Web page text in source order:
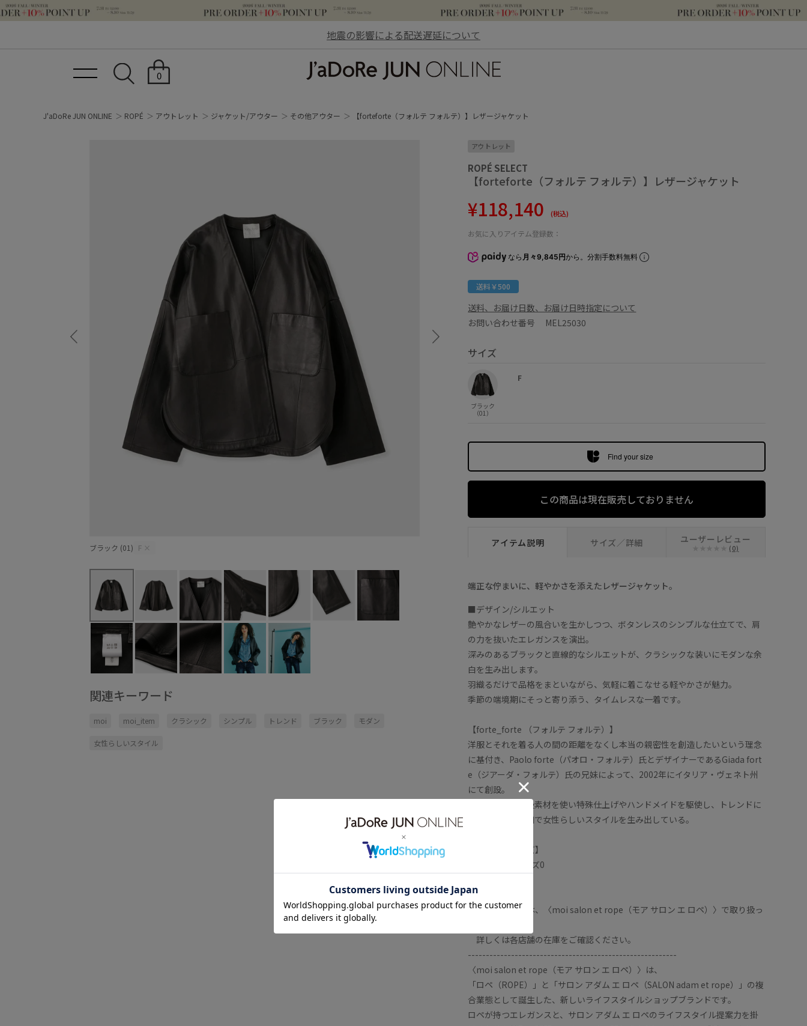
地震の影響による配送遅延について
0
J'aDoRe JUN ONLINE ROPÉ アウトレット ジャケット/アウター その他アウター 【forteforte（フォルテ フォルテ）】レザージャケット
ブラック (01) F ×
関連キーワード
moi moi_item クラシック シンプル トレンド ブラック モダン
女性らしいスタイル
アウトレット
ROPÉ SELECT
【forteforte（フォルテ フォルテ）】レザージャケット
¥118,140 (税込)
お気に入りアイテム登録数：
なら 月々9,845円から。分割手数料無料
送料￥500
送料、お届け日数、お届け日時指定について
お問い合わせ番号 MEL25030
サイズ
ブラック
（01）
F
Find your size
この商品は現在販売しておりません
アイテム説明 サイズ／詳細 ユーザーレビュー
(0)
端正な佇まいに、軽やかさを添えたレザージャケット。
■デザイン/シルエット
艶やかなレザーの風合いを生かしつつ、ボタンレスのシンプルな仕立てで、肩
の力を抜いたエレガンスを演出。
深みのあるブラックと直線的なシルエットが、クラシックな装いにモダンな余
白を生み出します。
羽織るだけで品格をまといながら、気軽に着こなせる軽やかさが魅力。
季節の端境期にそっと寄り添う、タイムレスな一着です。
【forte_forte （フォルテ フォルテ）】
洋服とそれを着る人の間の距離をなくし本当の親密性を創造したいという理念
に基付き、Paolo forte（パオロ・フォルテ）氏とデザイナーであるGiada fort
e（ジアーダ・フォルテ）氏の兄妹によって、2002年にイタリア・ヴェネト州
にて創設。
イタリア製の高級素材を使い特殊仕上げやハンドメイドを駆使し、トレンドに
とらわれない繊細で女性らしいスタイルを生み出している。
【メーカーサイズ】
F：メーカーサイズ0
■こちらの商品は、〈moi salon et rope（モア サロン エ ロペ）〉で取り扱っ
詳しくは各店舗の在庫をご確認ください。
----------------------------------------------------------
〈moi salon et rope（モア サロン エ ロペ）〉は、
「ロペ（ROPE）」と「サロン アダム エ ロペ（SALON adam et rope）」の複
合業態として誕生した、新しいライフスタイルショップブランドです。
ロペが持つエレガンスと、サロン アダム エ ロペのライフスタイル提案力を掛